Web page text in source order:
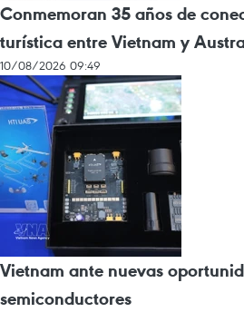
Conmemoran 35 años de
turística entre Vietnam y
10/08/2026 09:49
Vietnam ante nuevas
semiconductores